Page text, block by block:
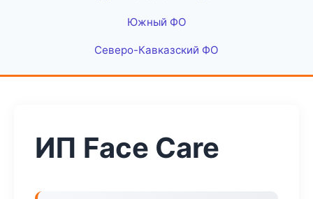
Южный ФО
Северо-Кавказский ФО
ИП Face Care